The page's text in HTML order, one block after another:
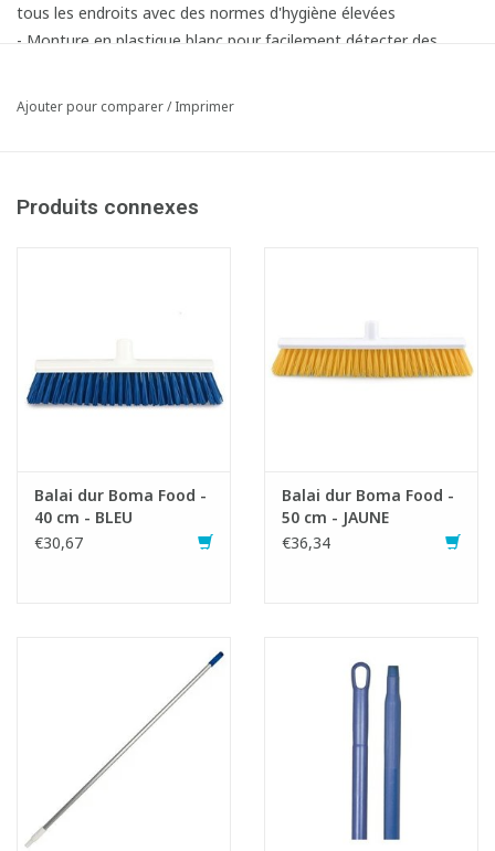
tous les endroits avec des normes d'hygiène élevées
- Monture en plastique blanc pour facilement détecter des
- Avec fixe-manche pratique
Fiche produit
Ajouter pour comparer/Imprimer
Produits connexes
Balai dur Boma Food -
40 cm - BLEU
€30,67
Balai dur Boma Food -
50 cm - JAUNE
€36,34